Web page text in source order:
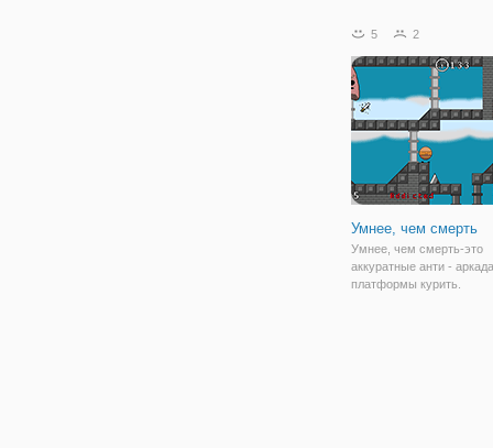
продолжение раннера
оказывается в
лечебницы и каждый раз
5 2
Умнее, чем смерть
Умнее, чем смерть-это
аккуратные анти - аркада
платформы курить.